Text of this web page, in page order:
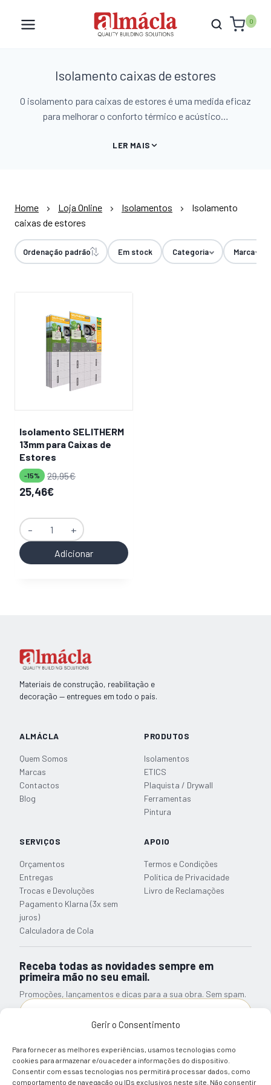
Gerir o Consentimento
Para fornecer as melhores experiências, usamos tecnologias como
cookies para armazenar e/ou aceder a informações do dispositivo.
Consentir com essas tecnologias nos permitirá processar dados, como
comportamento de navegação ou IDs exclusivos neste site. Não consentir
0
Isolamento caixas de estores
O isolamento para caixas de estores é uma medida eficaz
para melhorar o conforto térmico e acústico…
LER MAIS
Home Loja Online Isolamentos
Isolamento
caixas de estores
Ordenação padrão Em stock Categoria Marca
Isolamento SELITHERM
13mm para Caixas de
Estores
-15% 29,95€
O
original
era:
29,95€.
25,46€
O
atual
é:
25,46€.
Quantidade
de
Isolamento
Estores
Adicionar
Materiais de construção, reabilitação e
decoração — entregues em todo o país.
ALMÁCLA
Quem Somos
Marcas
Contactos
Blog
PRODUTOS
Isolamentos
ETICS
Plaquista / Drywall
Ferramentas
Pintura
SERVIÇOS
Orçamentos
Entregas
Trocas e Devoluções
Pagamento Klarna (3x sem
juros)
Calculadora de Cola
APOIO
Termos e Condições
Política de Privacidade
Livro de Reclamações
Receba todas as novidades sempre em
primeira mão no seu email.
Promoções, lançamentos e dicas para a sua obra. Sem spam.
Li e tomei conhecimento sobre a informação relativa ao
Tratamento de Dados Pessoais